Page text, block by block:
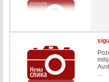
...